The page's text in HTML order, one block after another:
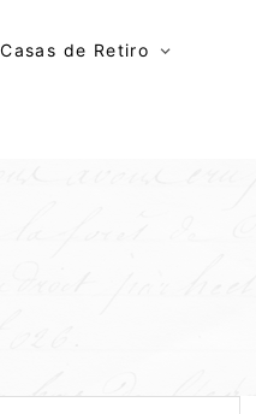
Casas de Retiro